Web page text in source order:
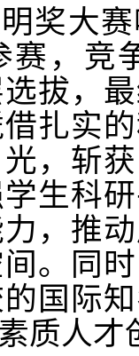
奖大赛
赛，竞
拔，
扎实
，斩
生科
， 推
。同
国际
质人